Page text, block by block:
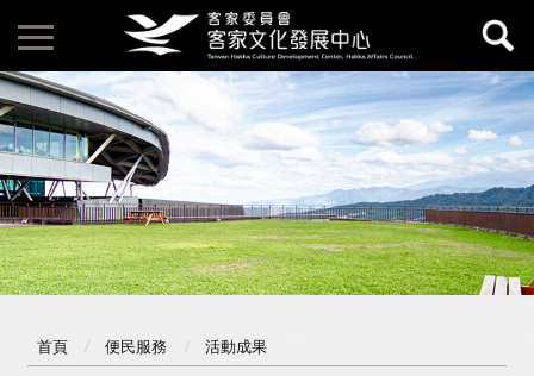
首頁 便民服務 活動成果